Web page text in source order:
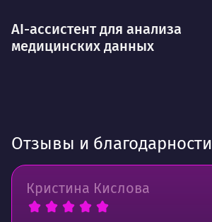
AI-ассистент для анализа
медицинских данных
Отзывы и благодарности
Кристина Кислова